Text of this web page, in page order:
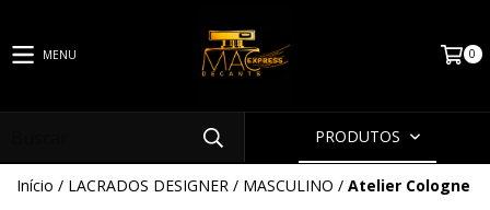
MENU 0
PRODUTOS
Início / LACRADOS DESIGNER / MASCULINO / Atelier Cologne